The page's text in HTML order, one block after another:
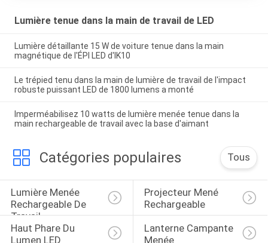
Lumière tenue dans la main de travail de LED
Lumière détaillante 15 W de voiture tenue dans la main
magnétique de l'ÉPI LED d'IK10
Le trépied tenu dans la main de lumière de travail de l'impact
robuste puissant LED de 1800 lumens a monté
Imperméabilisez 10 watts de lumière menée tenue dans la
main rechargeable de travail avec la base d'aimant
Catégories populaires Tous
Lumière Menée
Rechargeable De
Travail
Projecteur Mené
Rechargeable
Haut Phare Du
Lumen LED
Lanterne Campante
Menée